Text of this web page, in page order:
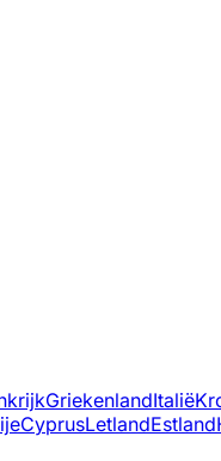
GriekenlandItalië
CyprusLetlandEstland